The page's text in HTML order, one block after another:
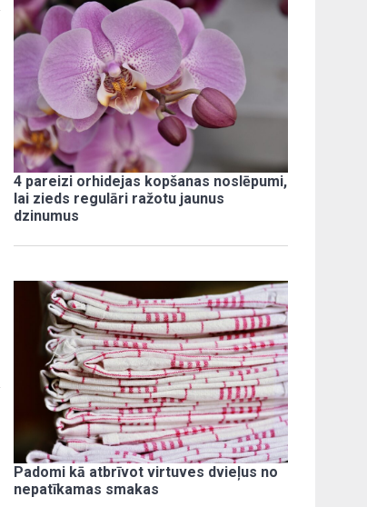
4 pareizi orhidejas kopšanas noslēpumi,
lai zieds regulāri ražotu jaunus
dzinumus
Padomi kā atbrīvot virtuves dvieļus no
nepatīkamas smakas